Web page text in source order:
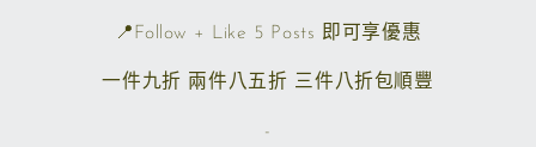
📍Follow + Like 5 Posts 即可享優惠
一件九折 兩件八五折 三件八折包順豐
-